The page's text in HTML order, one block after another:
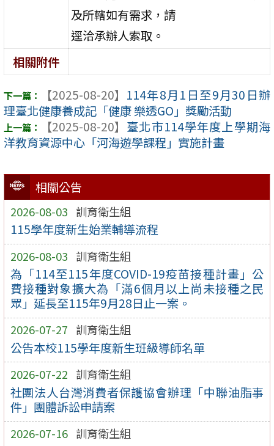
相關公告
2026-08-03 訓育衛生組
115學年度新生始業輔導流程
2026-08-03 訓育衛生組
為「114至115年度COVID-19疫苗接種計畫」公
費接種對象擴大為「滿6個月以上尚未接種之民
眾」延長至115年9月28日止一案。
2026-07-27 訓育衛生組
公告本校115學年度新生班級導師名單
2026-07-22 訓育衛生組
社團法人台灣消費者保護協會辦理「中聯油脂事
件」團體訴訟申請案
2026-07-16 訓育衛生組
及所轄如有需求，請
逕洽承辦人索取。
相關附件
【2025-08-20】 114年8月1日至9月30日辦
理臺北健康養成記「健康 樂透GO」獎勵活動
【2025-08-20】 臺北市114學年度上學期海
洋教育資源中心「河海遊學課程」實施計畫